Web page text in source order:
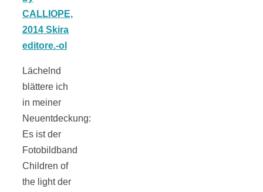
Lächelnd
blättere ich
in meiner
Neuentdeckung:
Es ist der
Fotobildband
Children of
the light der